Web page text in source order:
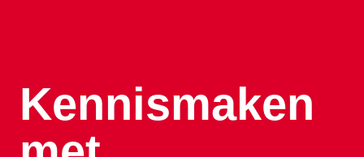
Kennismaken